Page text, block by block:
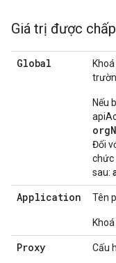
Giá trị được
Global
Nếu
Đối
chức
sau:
Application Tên
Proxy Cấu